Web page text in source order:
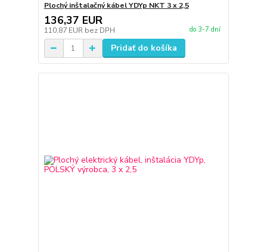
Plochý inštalačný kábel YDYp NKT 3 x 2,5
136,37 EUR
110,87 EUR bez DPH do 3-7 dní
Pridať do košíka